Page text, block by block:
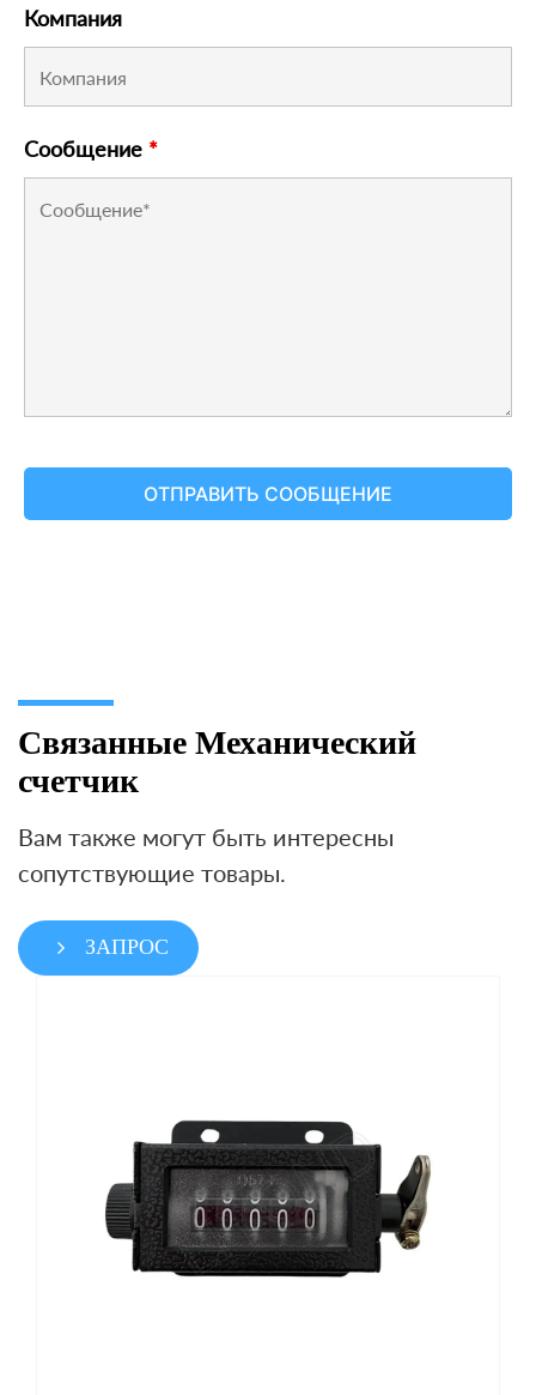
Компания
Сообщение *
Связанные Механический
счетчик
Вам также могут быть интересны
сопутствующие товары.
ЗАПРОС